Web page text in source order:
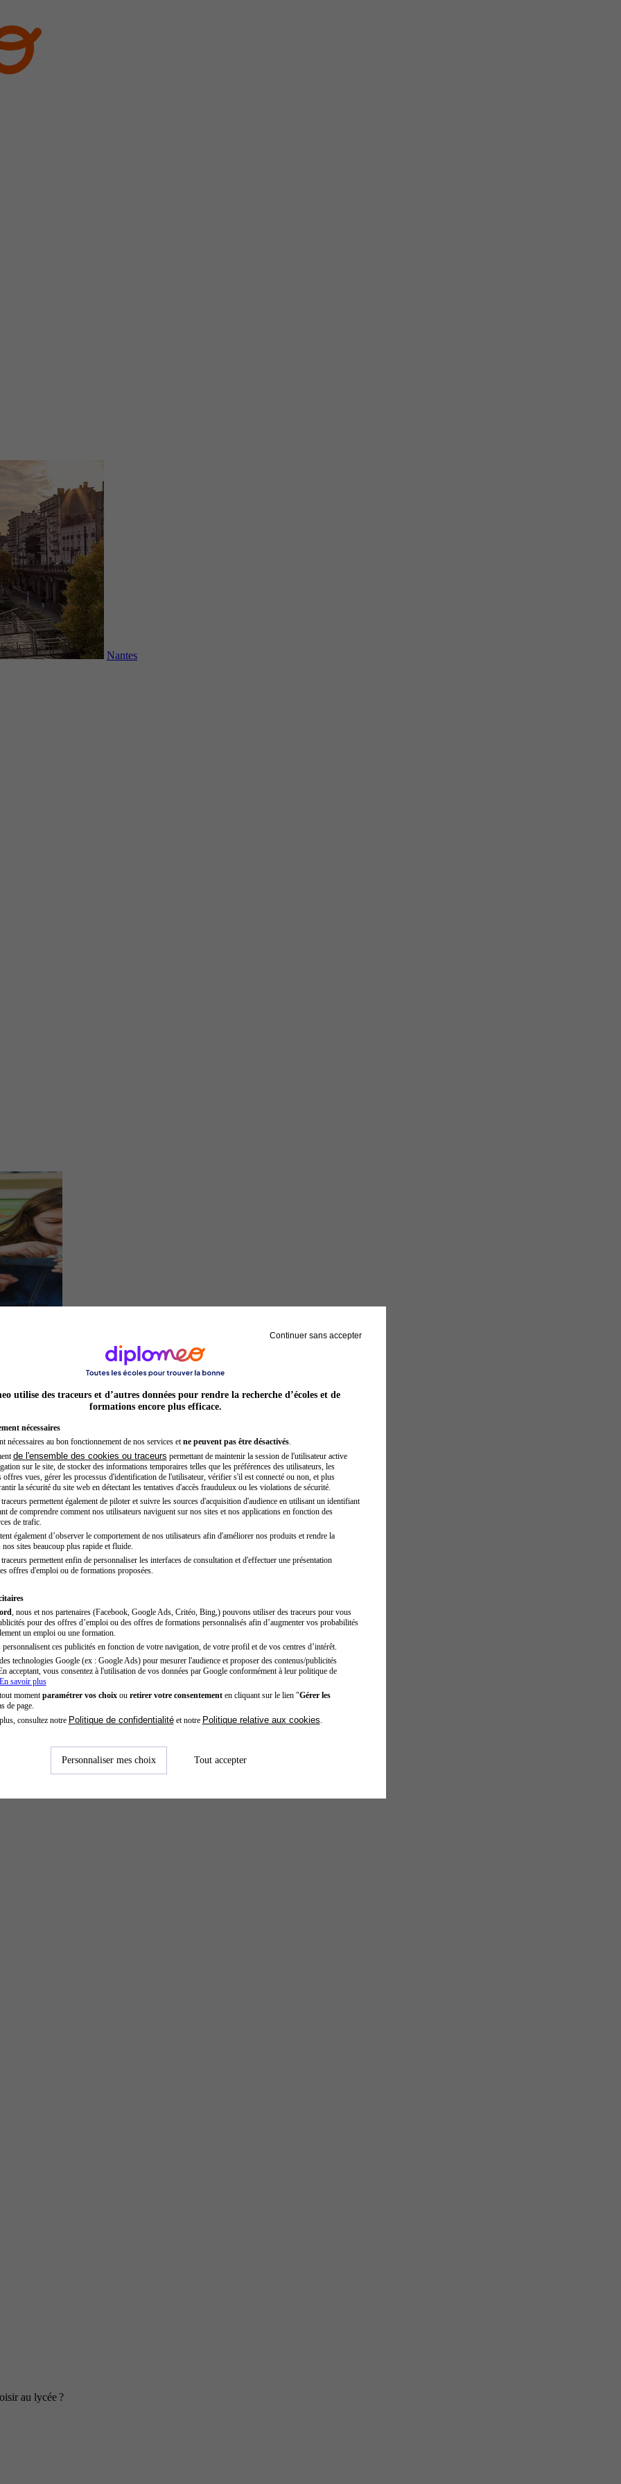
Nantes
Auxiliaire de puériculture
au lycée ?
Continuer sans accepter
utilise des traceurs et d’autres données pour rendre la recherche d’écoles et de
formations encore plus efficace.
nécessaires
nécessaires au bon fonctionnement de nos services et ne peuvent pas être désactivés.
de l'ensemble des cookies ou traceurs permettant de maintenir la session de l'utilisateur active
sur le site, de stocker des informations temporaires telles que les préférences des utilisateurs, les
offres vues, gérer les processus d'identification de l'utilisateur, vérifier s'il est connecté ou non, et plus
la sécurité du site web en détectant les tentatives d'accès frauduleux ou les violations de sécurité.
permettent également de piloter et suivre les sources d'acquisition d'audience en utilisant un identifiant
de comprendre comment nos utilisateurs naviguent sur nos sites et nos applications en fonction des
de trafic.
également d’observer le comportement de nos utilisateurs afin d'améliorer nos produits et rendre la
sites beaucoup plus rapide et fluide.
permettent enfin de personnaliser les interfaces de consultation et d'effectuer une présentation
offres d'emploi ou de formations proposées.
, nous et nos partenaires (Facebook, Google Ads, Critéo, Bing,) pouvons utiliser des traceurs pour vous
pour des offres d’emploi ou des offres de formations personnalisés afin d’augmenter vos probabilités
un emploi ou une formation.
ces publicités en fonction de votre navigation, de votre profil et de vos centres d’intérêt.
technologies Google (ex : Google Ads) pour mesurer l'audience et proposer des contenus/publicités
acceptant, vous consentez à l'utilisation de vos données par Google conformément à leur politique de
savoir plus
moment paramétrer vos choixou retirer votre consentementen cliquant sur le lien "Gérer les
de page.
consultez notre Politique de confidentialitéet notre Politique relative aux cookies
Personnaliser mes choix Tout accepter